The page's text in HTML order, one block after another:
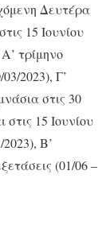
Δευτέρα
15 Ιουνίου
τρίμηνο
2023), Γ’
στις 30
15 Ιουνίου
B’
(01/06 –